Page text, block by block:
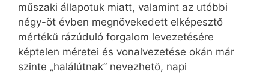
műszaki állapotuk miatt, valamint az utóbbi
négy-öt évben megnövekedett elképesztő
mértékű rázúduló forgalom levezetésére
képtelen méretei és vonalvezetése okán már
szinte „halálútnak” nevezhető, napi